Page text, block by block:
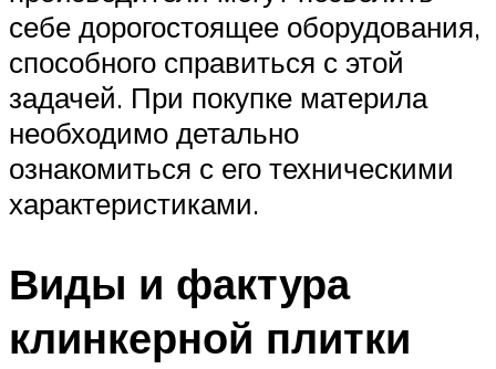
себе дорогостоящее оборудования,
способного справиться с этой
задачей. При покупке материла
необходимо детально
ознакомиться с его техническими
характеристиками.
Виды и фактура
клинкерной плитки